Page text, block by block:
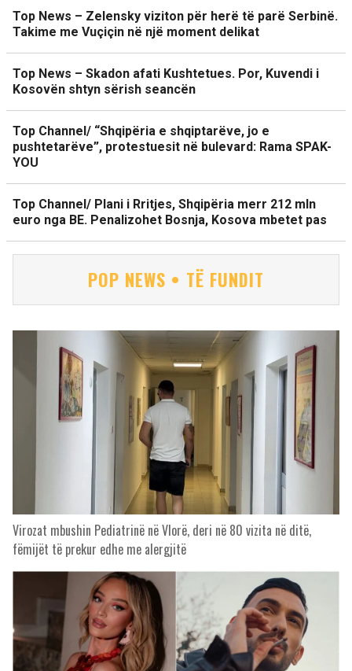
Top News – Zelensky viziton për herë të parë Serbinë.
Takime me Vuçiçin në një moment delikat
Top News – Skadon afati Kushtetues. Por, Kuvendi i
Kosovën shtyn sërish seancën
Top Channel/ “Shqipëria e shqiptarëve, jo e
pushtetarëve”, protestuesit në bulevard: Rama SPAK-
YOU
Top Channel/ Plani i Rritjes, Shqipëria merr 212 mln
euro nga BE. Penalizohet Bosnja, Kosova mbetet pas
POP NEWS • TË FUNDIT
Virozat mbushin Pediatrinë në Vlorë, deri në 80 vizita në ditë,
fëmijët të prekur edhe me alergjitë